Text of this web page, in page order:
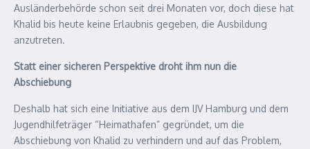
Ausländerbehörde schon seit drei Monaten vor, doch diese hat
Khalid bis heute keine Erlaubnis gegeben, die Ausbildung
anzutreten.
Statt einer sicheren Perspektive droht ihm nun die
Abschiebung
Deshalb hat sich eine Initiative aus dem IJV Hamburg und dem
Jugendhilfeträger “Heimathafen” gegründet, um die
Abschiebung von Khalid zu verhindern und auf das Problem,